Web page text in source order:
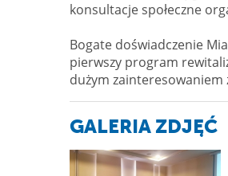
konsultacje społeczne
Bogate doświadczenie
pierwszy program
dużym
GALERIA ZDJĘĆ